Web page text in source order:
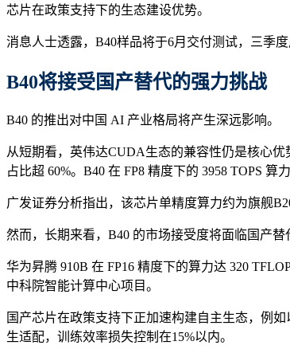
芯片在政策支持下的生态建设优势。
消息人士透露，B40样品将于6月交付测试，三季
B40将接受国产替代的强力挑战
B40 的推出对中国 AI 产业格局将产生深远影响。
从短期看，英伟达CUDA生态的兼容性仍是核心
占比超 60%。B40 在 FP8 精度下的 3958 TOPS
广发证券分析指出，该芯片单精度算力约为旗舰
然而，长期来看，B40 的市场接受度将面临国产替
华为昇腾 910B 在 FP16 精度下的算力达 320
中科院智能计算中心项目。
国产芯片在政策支持下正加速构建自主生态，例
生适配，训练效率损失控制在15%以内。